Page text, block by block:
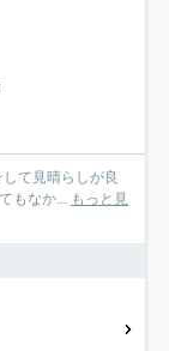
て見晴らしが良
もなか... もっと見